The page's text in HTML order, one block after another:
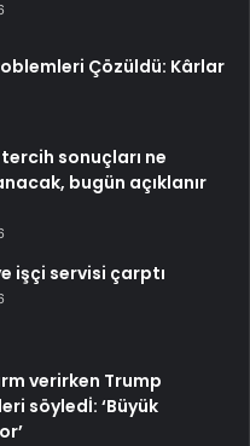
Çözüldü: Kârlar
sonuçları ne
bugün açıklanır
işçi servisi çarptı
verirken Trump
söyledİ: ‘Büyük